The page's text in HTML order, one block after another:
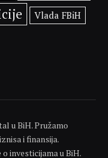
Vlada FBiH
u BiH. Pružamo
i finansija.
investicijama u BiH.